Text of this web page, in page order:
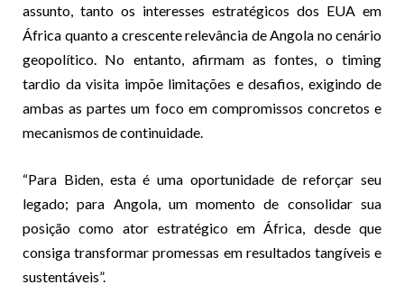
assunto, tanto os interesses estratégicos dos EUA em
África quanto a crescente relevância de Angola no cenário
geopolítico. No entanto, afirmam as fontes, o timing
tardio da visita impõe limitações e desafios, exigindo de
ambas as partes um foco em compromissos concretos e
mecanismos de continuidade.
“Para Biden, esta é uma oportunidade de reforçar seu
legado; para Angola, um momento de consolidar sua
posição como ator estratégico em África, desde que
consiga transformar promessas em resultados tangíveis e
sustentáveis”.